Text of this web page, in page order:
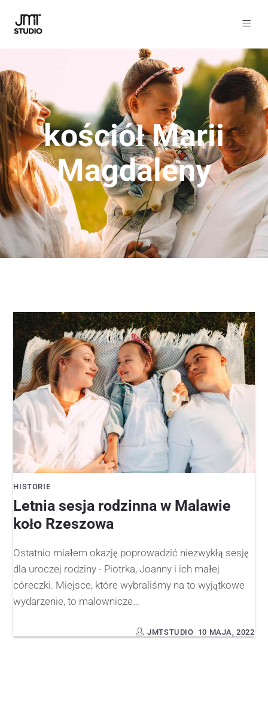
kościół Marii
Magdaleny
HISTORIE
Letnia sesja rodzinna w Malawie
koło Rzeszowa
Ostatnio miałem okazję poprowadzić niezwykłą sesję
dla uroczej rodziny - Piotrka, Joanny i ich małej
córeczki. Miejsce, które wybraliśmy na to wyjątkowe
wydarzenie, to malownicze…
10 MAJA, 2022
JMTSTUDIO